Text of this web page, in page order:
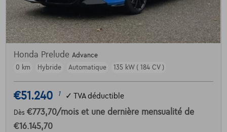
Honda Prelude Advance
0 km
Hybride Automatique 135 kW ( 184 CV )
€51.240 1 ✓ TVA déductible
Dès €773,70/mois et une dernière mensualité de
€16.145,70